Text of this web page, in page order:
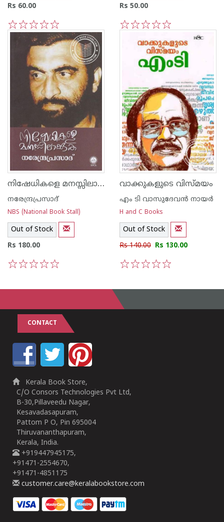
Rs 60.00
5
4
3
2
1
Rs 50.00
നിഷേധികളെ മനസ്സിലാക്കുക
നരേന്ദ്രപ്രസാദ്‌
NBS (National Book Stall)
Out of Stock
Rs 180.00
വാക്കുകളുടെ വിസ്മയം
എം ടി വാസുദേവന്‍ നായര്‍
H and C Books
Out of Stock
Rs 140.00 Rs 130.00
CONTACT
Kerala Book Store,
C/O Consors Technologies Pvt Ltd,
B-30,Pillaveedu Nagar,
Kesavadasapuram,
Pattom P O, Pin 695004
Thiruvananthapuram,
Kerala, India.
+919447945175,
+91471-2554670,
+91471-4851175
customer.care@keralabookstore.com